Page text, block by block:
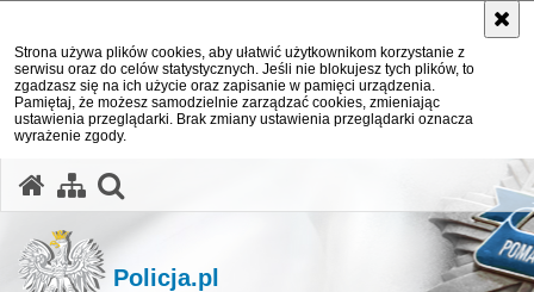
Strona używa plików cookies, aby ułatwić użytkownikom korzystanie z
serwisu oraz do celów statystycznych. Jeśli nie blokujesz tych plików, to
zgadzasz się na ich użycie oraz zapisanie w pamięci urządzenia.
Pamiętaj, że możesz samodzielnie zarządzać cookies, zmieniając
ustawienia przeglądarki. Brak zmiany ustawienia przeglądarki oznacza
wyrażenie zgody.
Policja.pl